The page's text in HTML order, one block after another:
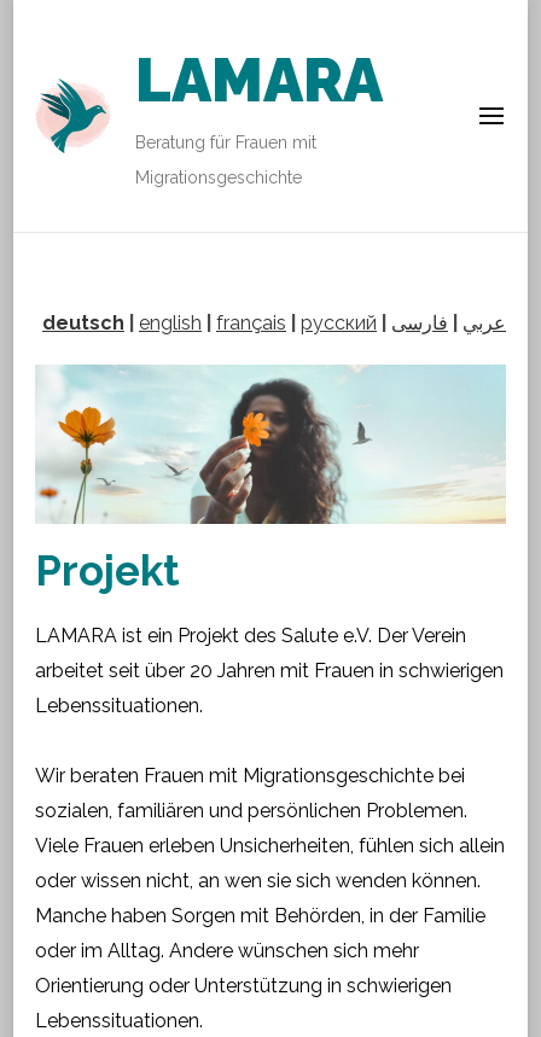
LAMARA
Beratung für Frauen mit
Migrationsgeschichte
deutsch english français русский عربي فارسی
Projekt
LAMARA ist ein Projekt des Salute e.V. Der Verein
arbeitet seit über 20 Jahren mit Frauen in schwierigen
Lebenssituationen.
Wir beraten Frauen mit Migrationsgeschichte bei
sozialen, familiären und persönlichen Problemen.
Viele Frauen erleben Unsicherheiten, fühlen sich allein
oder wissen nicht, an wen sie sich wenden können.
Manche haben Sorgen mit Behörden, in der Familie
oder im Alltag. Andere wünschen sich mehr
Orientierung oder Unterstützung in schwierigen
Lebenssituationen.